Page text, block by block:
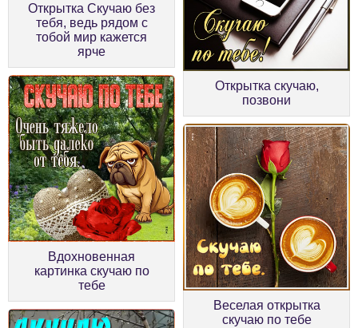
Открытка Скучаю без
тебя, ведь рядом с
тобой мир кажется
ярче
Вдохновенная
картинка скучаю по
тебе
Открытка скучаю,
позвони
Веселая открытка
скучаю по тебе